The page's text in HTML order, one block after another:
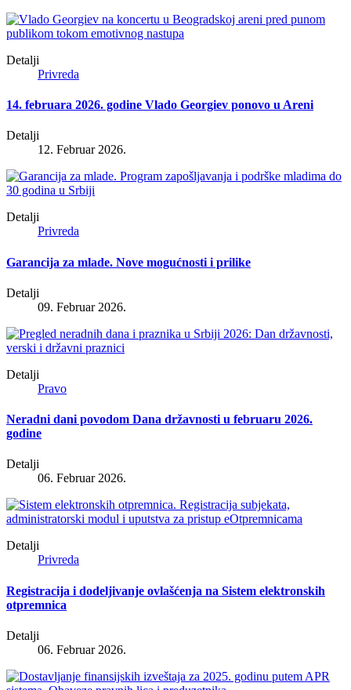
Detalji
Privreda
14. februara 2026. godine Vlado Georgiev ponovo u Areni
Detalji
12. Februar 2026.
Detalji
Privreda
Garancija za mlade. Nove mogućnosti i prilike
Detalji
09. Februar 2026.
Detalji
Pravo
Neradni dani povodom Dana državnosti u februaru 2026.
godine
Detalji
06. Februar 2026.
Detalji
Privreda
Registracija i dodeljivanje ovlašćenja na Sistem elektronskih
otpremnica
Detalji
06. Februar 2026.